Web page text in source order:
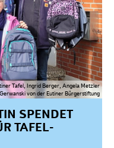
Tafel, Ingrid Berger, Angela Metzler
von der Eutiner Bürgerstiftung
SPENDET
TAFEL-